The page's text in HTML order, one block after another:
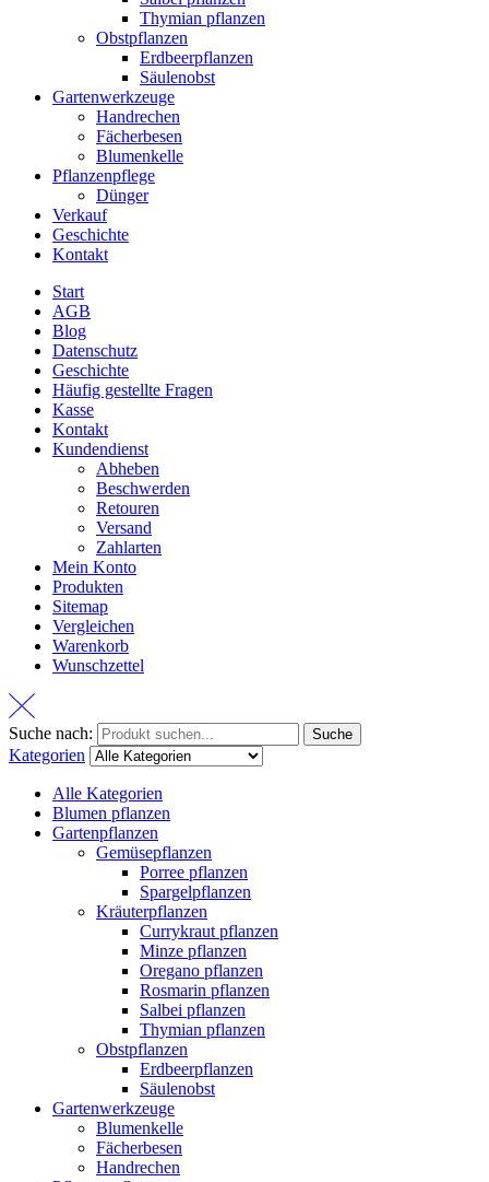
Thymian pflanzen
Obstpflanzen
Erdbeerpflanzen
Säulenobst
Gartenwerkzeuge
Handrechen
Fächerbesen
Blumenkelle
Pflanzenpflege
Dünger
Verkauf
Geschichte
Kontakt
Start
AGB
Blog
Datenschutz
Geschichte
Häufig gestellte Fragen
Kasse
Kontakt
Kundendienst
Abheben
Beschwerden
Retouren
Versand
Zahlarten
Mein Konto
Produkten
Sitemap
Vergleichen
Warenkorb
Wunschzettel
Suche nach: Suche
Kategorien
Alle Kategorien
Blumen pflanzen
Gartenpflanzen
Gemüsepflanzen
Porree pflanzen
Spargelpflanzen
Kräuterpflanzen
Currykraut pflanzen
Minze pflanzen
Oregano pflanzen
Rosmarin pflanzen
Salbei pflanzen
Thymian pflanzen
Obstpflanzen
Erdbeerpflanzen
Säulenobst
Gartenwerkzeuge
Blumenkelle
Fächerbesen
Handrechen